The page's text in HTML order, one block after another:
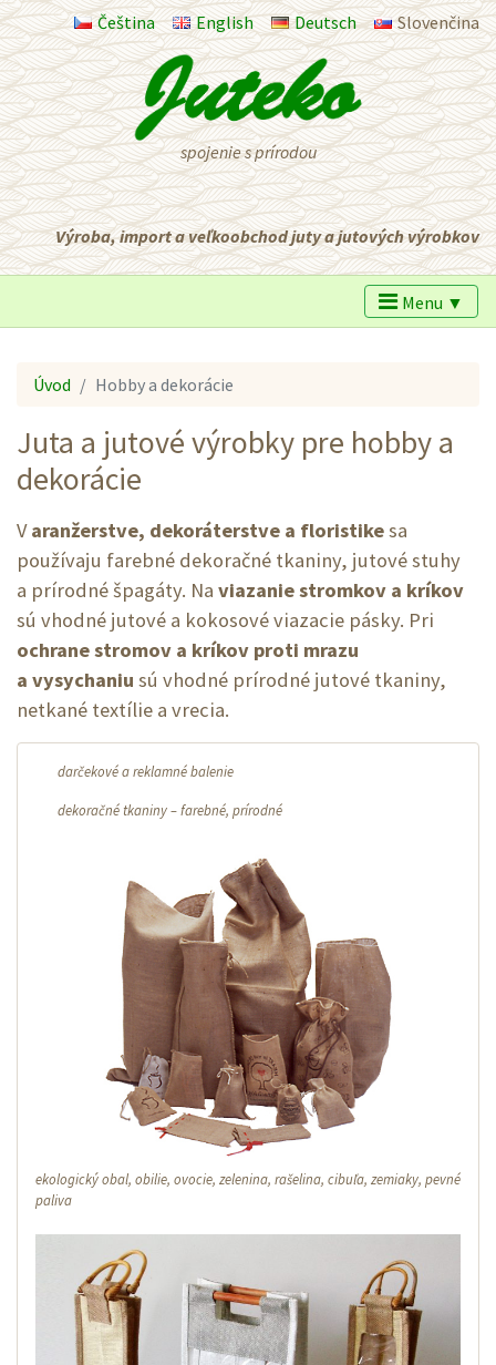
Čeština English Deutsch Slovenčina
spojenie s prírodou
Výroba, import a veľkoobchod juty a jutových výrobkov
Menu ▼
Úvod Hobby a dekorácie
Juta a jutové výrobky pre hobby a
dekorácie
Varanžerstve, dekoráterstve a floristikesa
používaju farebné dekoračné tkaniny, jutové stuhy
a prírodné špagáty. Na viazanie stromkov a kríkov
sú vhodné jutové a kokosové viazacie pásky. Pri
ochrane stromov a kríkov proti mrazu
a vysychaniu sú vhodné prírodné jutové tkaniny,
netkané textílie a vrecia.
darčekové a reklamné balenie
dekoračné tkaniny – farebné, prírodné
ekologický obal, obilie, ovocie, zelenina, rašelina, cibuľa, zemiaky, pevné
paliva